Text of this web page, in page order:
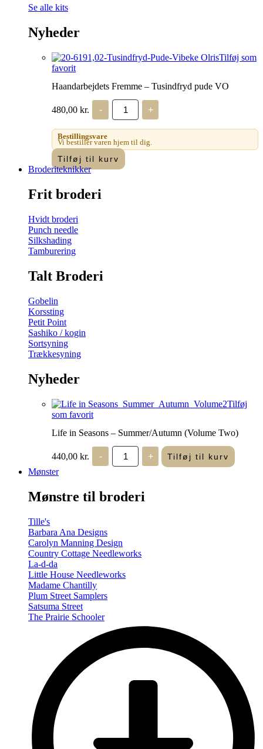
Se alle kits
Nyheder
Tilføj som
favorit
Haandarbejdets Fremme – Tusindfryd pude VO
480,00 kr. -
Haandarbejdets
Fremme
-
Tusindfryd
pude
VO
antal
+
Bestillingsvare
Vi bestiller varen hjem til dig.
Tilføj til kurv
Broderiteknikker
Frit broderi
Hvidt broderi
Punch needle
Silkshading
Tamburering
Talt Broderi
Gobelin
Korssting
Petit Point
Sashiko / kogin
Sortsyning
Trækkesyning
Nyheder
Tilføj
som favorit
Life in Seasons – Summer/Autumn (Volume Two)
440,00 kr. -
Life
Seasons
(Volume
+ Tilføj til kurv
Mønster
Mønstre til broderi
Tille's
Barbara Ana Designs
Carolyn Manning Design
Country Cottage Needleworks
La-d-da
Little House Needleworks
Madame Chantilly
Plum Street Samplers
Satsuma Street
The Prairie Schooler